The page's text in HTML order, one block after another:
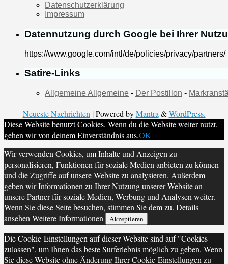
Datenschutzerklärung
Impressum
Datennutzung durch Google bei Ihrer
https://www.google.com/intl/de/policies/privacy/partners/
Satire-Links
Allgemeine Allgemeine - Der Postillon -
Neueste Nachrichten | Powered byMantra &WordPress.
Diese Website benutzt Cookies. Wenn du die Website weiter nutzt,
gehen wir von deinem Einverständnis aus.OK
Wir verwenden Cookies, um Inhalte und Anzeigen zu
personalisieren, Funktionen für soziale Medien anbieten zu können
und die Zugriffe auf unsere Website zu analysieren. Außerdem
geben wir Informationen zu Ihrer Nutzung unserer Website an
unsere Partner für soziale Medien, Werbung und Analysen weiter.
Wenn Sie diese Seite besuchen, stimmen Sie dem zu. Details
ansehen Weitere Informationen Akzeptieren
Die Cookie-Einstellungen auf dieser Website sind auf "Cookies
zulassen", um Ihnen das beste Surferlebnis möglich zu geben. Wenn
Sie diese Website ohne Änderung Ihrer Cookie-Einstellungen zu